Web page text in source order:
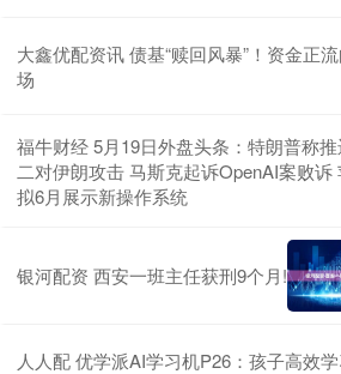
大鑫优配资讯 债基“赎回风暴”！资金正
场
福牛财经 5月19日外盘头条：特朗普称
二对伊朗攻击 马斯克起诉OpenAI案败诉
拟6月展示新操作系统
银河配资 西安一班主任获刑9个月!
人人配 优学派AI学习机P26：孩子高效